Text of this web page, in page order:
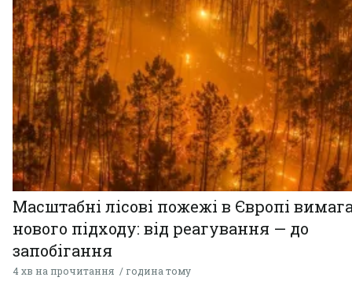
Масштабні лісові пожежі в Європі
нового підходу: від реагування — до
запобігання
4 хв на прочитання година тому